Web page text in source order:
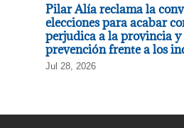
Pilar Alía reclama la
elecciones para acabar
perjudica a la provincia
prevención frente a los
Jul 28, 2026